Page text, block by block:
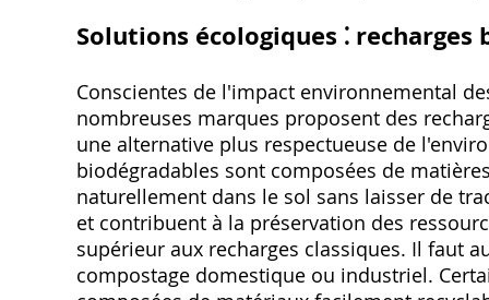
Solutions écologiques ⁚
Conscientes de l'impact environnemental
nombreuses marques proposent des
une alternative plus respectueuse de
biodégradables sont composées de
naturellement dans le sol sans laisser de
et contribuent à la préservation des
supérieur aux recharges classiques. Il faut
compostage domestique ou industriel.